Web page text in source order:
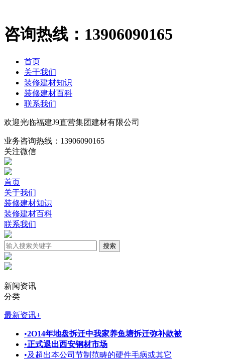
咨询热线： 13906090165
首页
关于我们
装修建材知识
装修建材百科
联系我们
欢迎光临福建J9直营集团建材有限公司
业务咨询热线： 13906090165
关注微信
首页
关于我们
装修建材知识
装修建材百科
联系我们
新闻资讯
分类
最新资讯+
•2O14年地盘拆迁中我家养鱼塘拆迁弥补款被
•正式退出西安钢材市场
•及超出本公司节制范畴的硬件毛病或其它